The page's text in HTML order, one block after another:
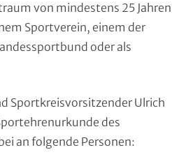
von mindestens 25 Jahren
Sportverein, einem der
oder als
Sportkreisvorsitzender Ulrich
des
an folgende Personen: